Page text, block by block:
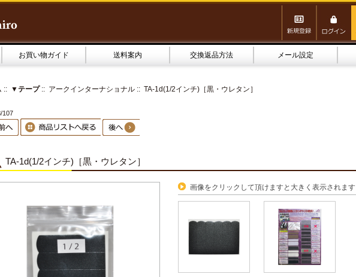
お買い物ガイド 送料案内 交換返品方法 メール設定
:: ▼テープ:: アークインターナショナル :: TA-1d(1/2インチ)［黒・ウレタン］
107
TA-1d(1/2インチ)［黒・ウレタン］
画像をクリックして頂けますと大きく表示されます